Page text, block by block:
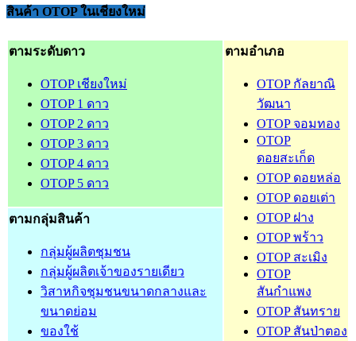
สินค้า OTOP ในเชียงใหม่
ตามระดับดาว
OTOP เชียงใหม่
OTOP 1 ดาว
OTOP 2 ดาว
OTOP 3 ดาว
OTOP 4 ดาว
OTOP 5 ดาว
ตามอำเภอ
OTOP กัลยาณิ
วัฒนา
OTOP จอมทอง
OTOP
ดอยสะเก็ด
OTOP ดอยหล่อ
OTOP ดอยเต่า
OTOP ฝาง
OTOP พร้าว
OTOP สะเมิง
OTOP
สันกำแพง
OTOP สันทราย
OTOP สันป่าตอง
ตามกลุ่มสินค้า
กลุ่มผู้ผลิตชุมชน
กลุ่มผู้ผลิตเจ้าของรายเดียว
วิสาหกิจชุมชนขนาดกลางและ
ขนาดย่อม
ของใช้